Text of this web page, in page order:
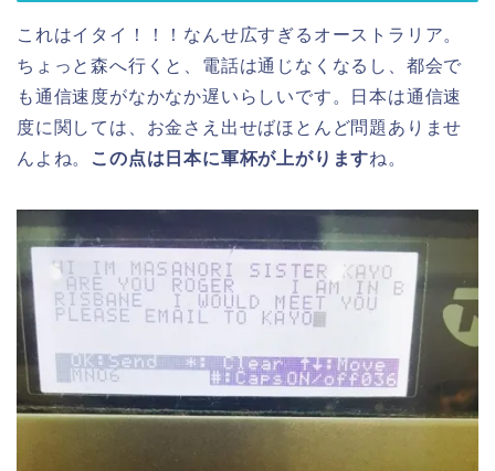
これはイタイ！！！なんせ広すぎるオーストラリア。
ちょっと森へ行くと、電話は通じなくなるし、都会で
も通信速度がなかなか遅いらしいです。日本は通信速
度に関しては、お金さえ出せばほとんど問題ありませ
んよね。
この点は日本に軍杯が上がりますね。